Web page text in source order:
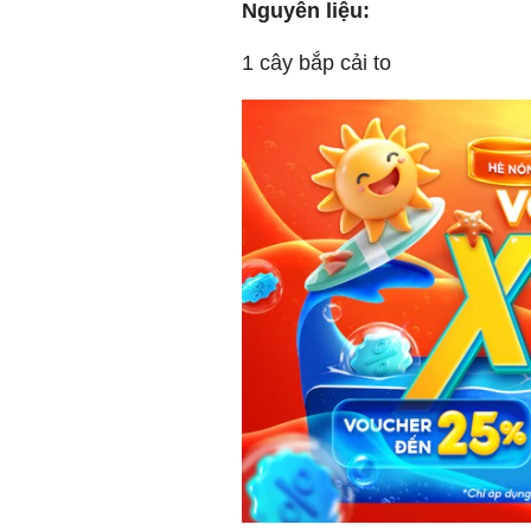
Nguyên liệu:
1 cây bắp cải to